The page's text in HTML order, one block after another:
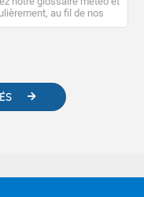
au fil de nos
liens utiles vers nos